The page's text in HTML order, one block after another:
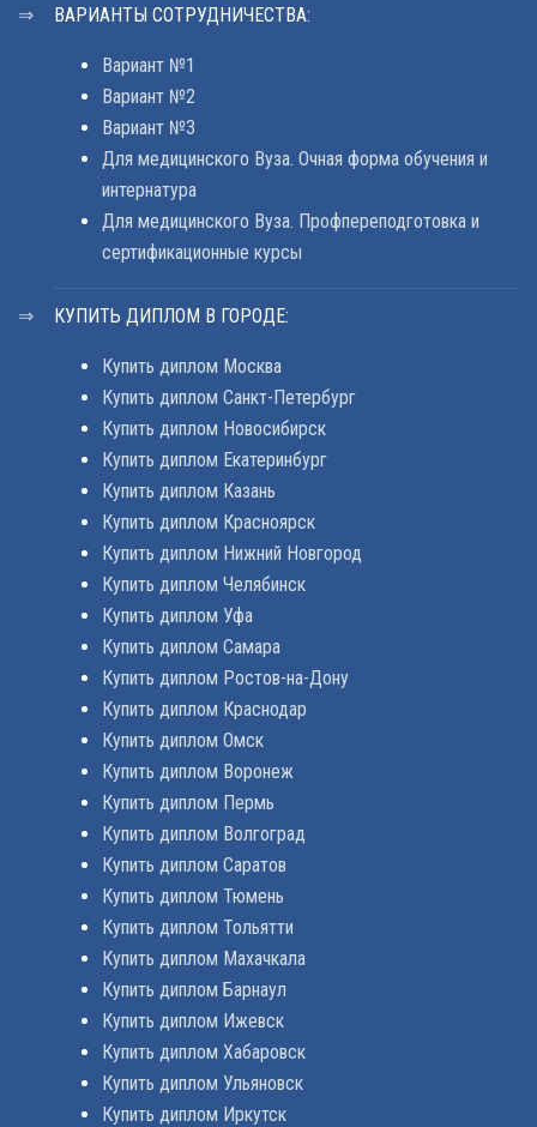
ВАРИАНТЫ СОТРУДНИЧЕСТВА:
Вариант №1
Вариант №2
Вариант №3
Для медицинского Вуза. Очная форма обучения и
интернатура
Для медицинского Вуза. Профпереподготовка и
сертификационные курсы
КУПИТЬ ДИПЛОМ В ГОРОДЕ:
Купить диплом Москва
Купить диплом Санкт-Петербург
Купить диплом Новосибирск
Купить диплом Екатеринбург
Купить диплом Казань
Купить диплом Красноярск
Купить диплом Нижний Новгород
Купить диплом Челябинск
Купить диплом Уфа
Купить диплом Самара
Купить диплом Ростов-на-Дону
Купить диплом Краснодар
Купить диплом Омск
Купить диплом Воронеж
Купить диплом Пермь
Купить диплом Волгоград
Купить диплом Саратов
Купить диплом Тюмень
Купить диплом Тольятти
Купить диплом Махачкала
Купить диплом Барнаул
Купить диплом Ижевск
Купить диплом Хабаровск
Купить диплом Ульяновск
Купить диплом Иркутск